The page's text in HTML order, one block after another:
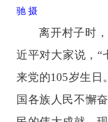
驰 摄
离开村子时
近平对大家说，“
来党的105岁生日
国各族人民不懈